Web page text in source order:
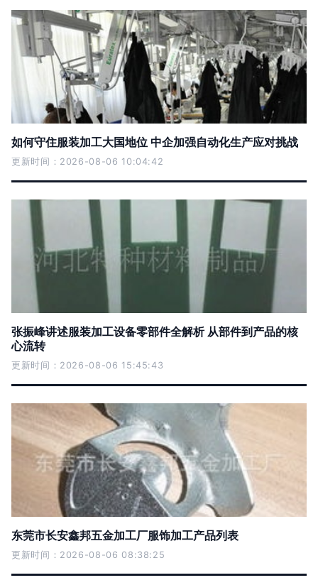
如何守住服装加工大国地位 中企加强自动化生产应对挑战
更新时间：2026-08-06 10:04:42
张振峰讲述服装加工设备零部件全解析 从部件到产品的核
心流转
更新时间：2026-08-06 15:45:43
东莞市长安鑫邦五金加工厂服饰加工产品列表
更新时间：2026-08-06 08:38:25